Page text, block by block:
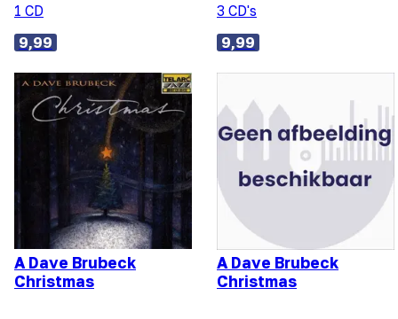
1 CD
9,99
3 CD's
9,99
A Dave Brubeck
Christmas
A Dave Brubeck
Christmas